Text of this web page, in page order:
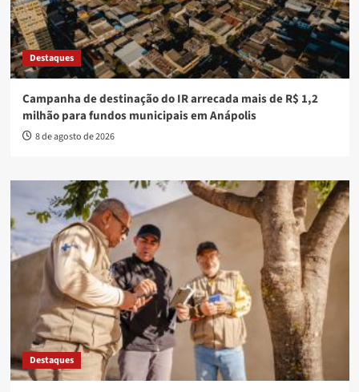
Destaques
Campanha de destinação do IR arrecada mais de R$ 1,2
milhão para fundos municipais em Anápolis
8 de agosto de 2026
Destaques